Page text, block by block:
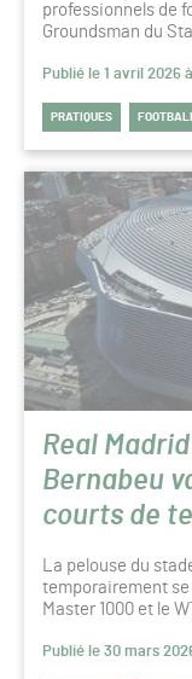
professionnels de
Groundsman du
Publié le 1 avril 2026
PRATIQUES
Real
Bernabeu
courts de
La pelouse du
temporairement
Master 1000 et le
Publié le 30 mars